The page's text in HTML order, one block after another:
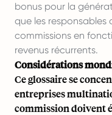
bonus pour la
que les
commissions en
revenus récurrents.
Considérations
Ce glossaire se
entreprises
commission doivent